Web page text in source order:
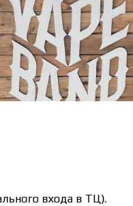
входа в ТЦ).